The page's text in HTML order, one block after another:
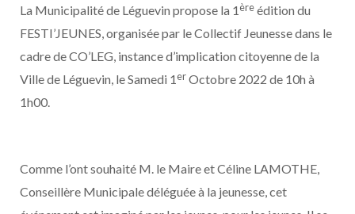
La Municipalité de Léguevin propose la 1èreédition du
FESTI’JEUNES, organisée par le Collectif Jeunesse dans le
cadre de CO’LEG, instance d’implication citoyenne de la
Ville de Léguevin, le Samedi 1erOctobre 2022 de 10h à
1h00.
Comme l’ont souhaité M. le Maire et Céline LAMOTHE,
Conseillère Municipale déléguée à la jeunesse, cet